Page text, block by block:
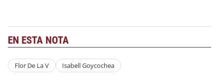
EN ESTA NOTA
Flor De La V Isabell Goycochea